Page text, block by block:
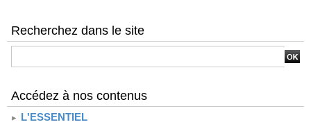
Recherchez dans le site
Accédez à nos contenus
L'ESSENTIEL